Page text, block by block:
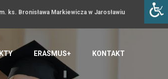
ks. Bronisława Markiewicza w Jarosławiu
ERASMUS+ KONTAKT